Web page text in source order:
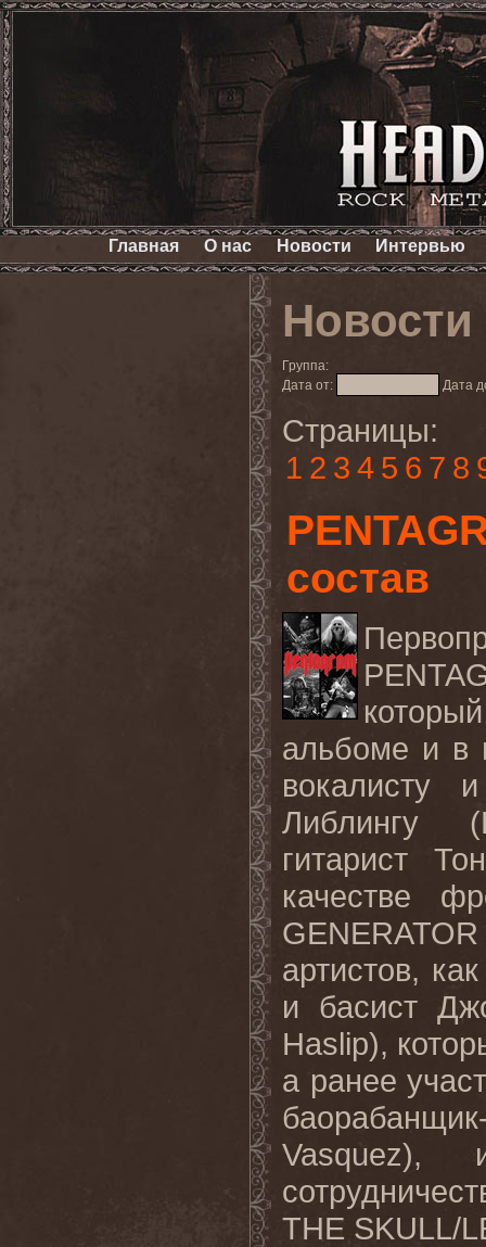
Главная О нас Новости Интервью
Новости
Группа:
Дата от:
Дата
Страницы:
1 2 3 4 5 6 7 8
состав
альбоме и в
вокалисту
Либлингу (
гитарист
качестве
GENERATOR
артистов,
и басист
Haslip),
а ранее
Vasquez),
THE SKULL/